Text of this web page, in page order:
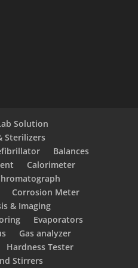
Solution
Sterilizers
Balances
Calorimeter
Corrosion Meter
& Imaging
Evaporators
Gas analyzer
Hardness Tester
Stirrers